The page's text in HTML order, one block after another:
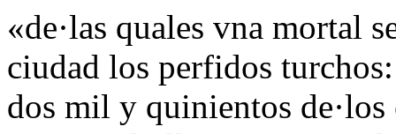
«de·las quales vna mortal
ciudad los perfidos
dos mil y quinientos